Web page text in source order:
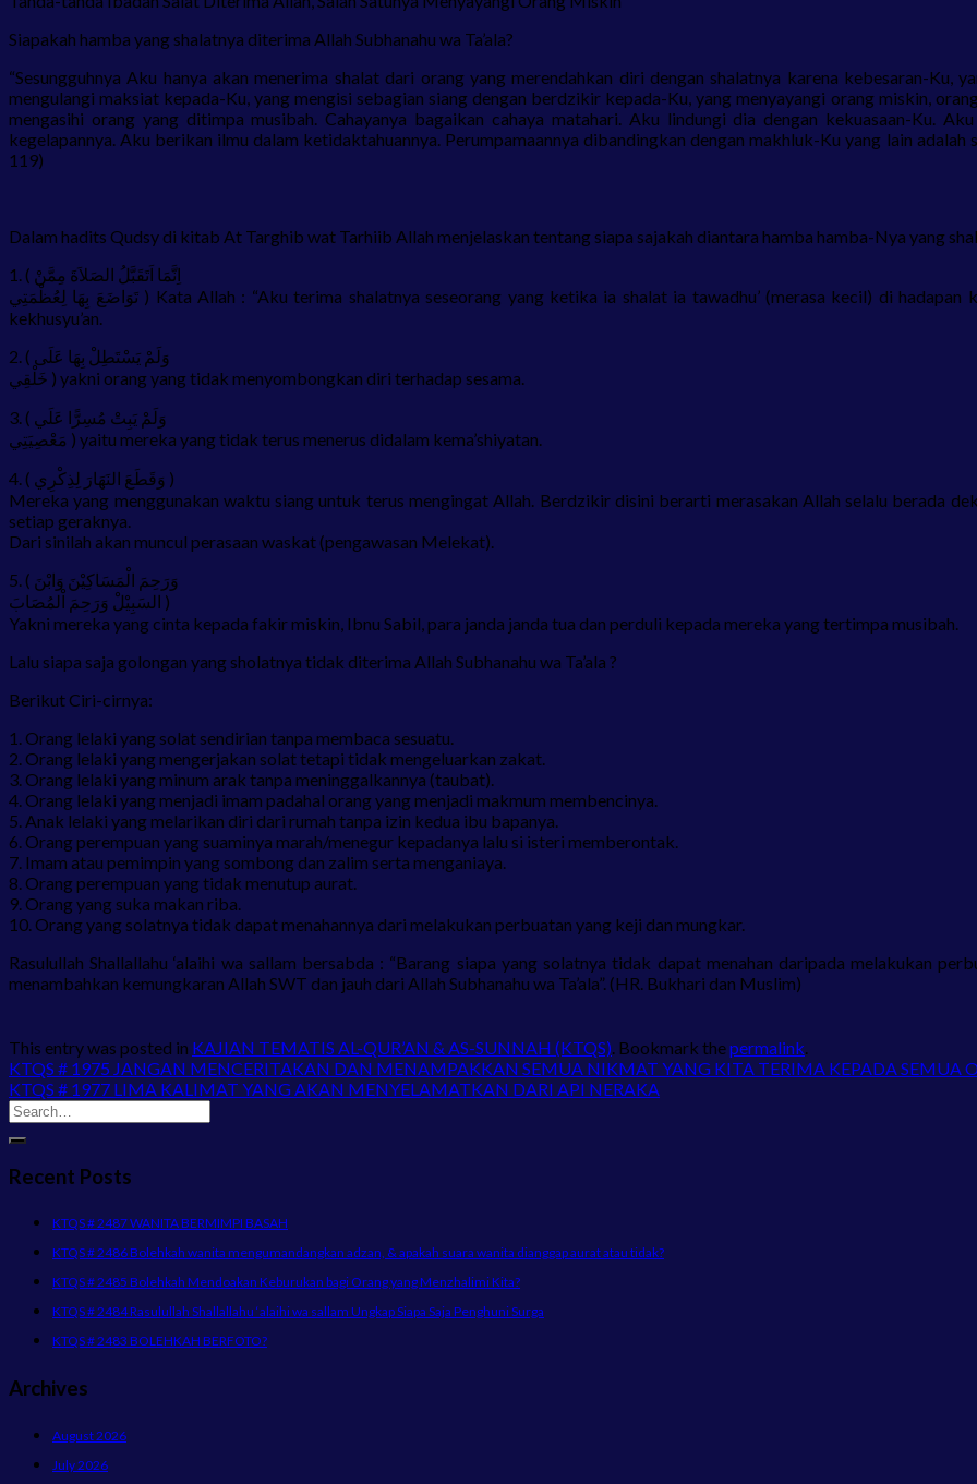
Siapakah hamba yang shalatnya diterima Allah Subhanahu wa Ta’ala?
“Sesungguhnya Aku hanya akan menerima shalat dari orang yang merendahkan diri dengan shalatnya karena kebesaran-
mengulangi maksiat kepada-Ku, yang mengisi sebagian siang dengan berdzikir kepada-Ku, yang menyayangi orang miskin,
mengasihi orang yang ditimpa musibah. Cahayanya bagaikan cahaya matahari. Aku lindungi dia dengan kekuasaan-Ku.
kegelapannya. Aku berikan ilmu dalam ketidaktahuannya. Perumpamaannya dibandingkan dengan makhluk-Ku yang lain adalah
119)
Dalam hadits Qudsy di kitab At Targhib wat Tarhiib Allah menjelaskan tentang siapa sajakah diantara hamba hamba-Nya yang
1. (
ﺍِﻧَّﻤَﺎ ﺍَﺗَﻘَﺒَّﻞُ ﺍﻟﺼَﻼَﺓَ ﻣِﻤَّﻦْ
ﺗَﻮَﺍﺿَﻊَ ﺑِﻬَﺎ ﻟِﻌُﻈْﻤَﺘِﻲ
) Kata Allah : “Aku terima shalatnya seseorang yang ketika ia shalat ia tawadhu’ (merasa kecil) di hadapan
kekhusyu’an.
2. (
ﻭَﻟَﻢْ ﻳَﺴْﺘَﻄِﻞْ ﺑِﻬَﺎ ﻋَﻠَﻰ
ﺧَﻠْﻘِﻲ ) yakni orang yang tidak menyombongkan diri terhadap sesama.
3. (
ﻭَﻟَﻢْ ﻳَﺒِﺖْ ﻣُﺴِﺮًّﺍ ﻋَﻠَﻲ
ﻣَﻌْﺼِﻴَﺘِﻲ ) yaitu mereka yang tidak terus menerus didalam kema’shiyatan.
4. (
ﻭَﻗَﻄَﻊَ ﺍﻟﻨَﻬَﺎﺭَ ﻟِﺬِﻛْﺮِﻱ
)
Mereka yang menggunakan waktu siang untuk terus mengingat Allah. Berdzikir disini berarti merasakan Allah selalu berada
setiap geraknya.
Dari sinilah akan muncul perasaan waskat (pengawasan Melekat).
5. (
ﻭَﺭَﺣِﻢَ ﺍﻟْﻤَﺴَﺎﻛِﻴْﻦَ ﻭَﺍﺑْﻦَ
ﺍﻟﺴَﺒِﻴْﻞْ ﻭَﺭَﺣِﻢَ ﺍْﻟﻤُﺼَﺎﺏَ
)
Yakni mereka yang cinta kepada fakir miskin, Ibnu Sabil, para janda janda tua dan perduli kepada mereka yang tertimpa musibah.
Lalu siapa saja golongan yang sholatnya tidak diterima Allah Subhanahu wa Ta’ala ?
Berikut Ciri-cirnya:
1. Orang lelaki yang solat sendirian tanpa membaca sesuatu.
2. Orang lelaki yang mengerjakan solat tetapi tidak mengeluarkan zakat.
3. Orang lelaki yang minum arak tanpa meninggalkannya (taubat).
4. Orang lelaki yang menjadi imam padahal orang yang menjadi makmum membencinya.
5. Anak lelaki yang melarikan diri dari rumah tanpa izin kedua ibu bapanya.
6. Orang perempuan yang suaminya marah/menegur kepadanya lalu si isteri memberontak.
7. Imam atau pemimpin yang sombong dan zalim serta menganiaya.
8. Orang perempuan yang tidak menutup aurat.
9. Orang yang suka makan riba.
10. Orang yang solatnya tidak dapat menahannya dari melakukan perbuatan yang keji dan mungkar.
Rasulullah Shallallahu ‘alaihi wa sallam bersabda : “Barang siapa yang solatnya tidak dapat menahan daripada melakukan
menambahkan kemungkaran Allah SWT dan jauh dari Allah Subhanahu wa Ta’ala”. (HR. Bukhari dan Muslim)
This entry was posted in KAJIAN TEMATIS AL-QUR’AN & AS-SUNNAH (KTQS). Bookmark thepermalink.
KTQS # 1975 JANGAN MENCERITAKAN DAN MENAMPAKKAN SEMUA NIKMAT YANG KITA TERIMA KEPADA SEMUA
KTQS # 1977 LIMA KALIMAT YANG AKAN MENYELAMATKAN DARI API NERAKA
Recent Posts
KTQS # 2487 WANITA BERMIMPI BASAH
KTQS # 2486 Bolehkah wanita mengumandangkan adzan, & apakah suara wanita dianggap aurat atau tidak?
KTQS # 2485 Bolehkah Mendoakan Keburukan bagi Orang yang Menzhalimi Kita?
KTQS # 2484 Rasulullah Shallallahu ‘alaihi wa sallam Ungkap Siapa Saja Penghuni Surga
KTQS # 2483 BOLEHKAH BERFOTO?
Archives
August 2026
July 2026